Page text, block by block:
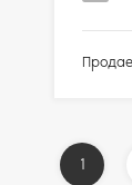
1